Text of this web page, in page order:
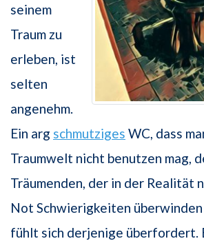
seinem
Traum zu
erleben, ist
selten
angenehm.
Ein arg schmutziges WC, dass
Traumwelt nicht benutzen mag,
Träumenden, der in der Realität
Not Schwierigkeiten
fühlt sich derjenige überfordert.